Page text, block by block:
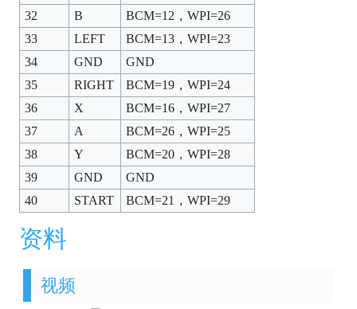
32
B
BCM=12，WPI=26
33
LEFT
BCM=13，WPI=23
34
GND
GND
35
RIGHT
BCM=19，WPI=24
36
X
BCM=16，WPI=27
37
A
BCM=26，WPI=25
38
Y
BCM=20，WPI=28
39
GND
GND
40
START BCM=21，WPI=29
资料
视频